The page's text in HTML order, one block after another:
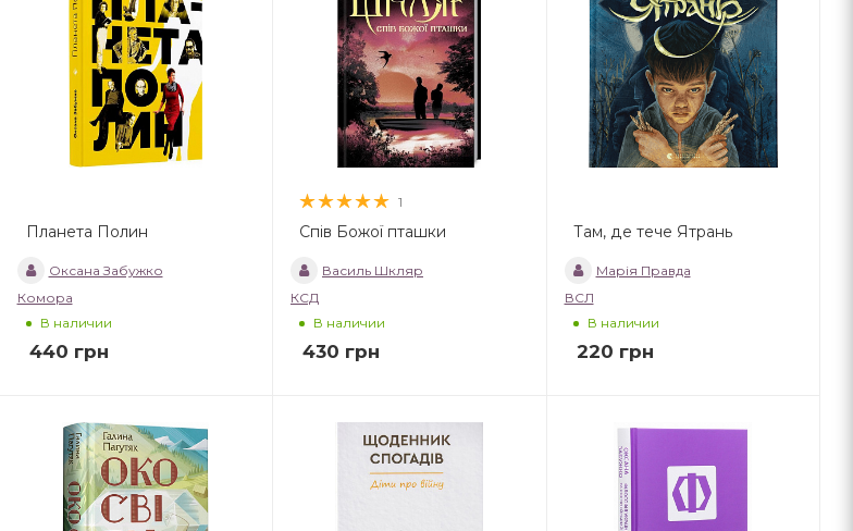
Планета Полин
Оксана Забужко
Комора
В наличии
440 грн
1
Спів Божої пташки
Василь Шкляр
КСД
В наличии
430 грн
Там, де тече Ятрань
Марія Правда
ВСЛ
В наличии
220 грн